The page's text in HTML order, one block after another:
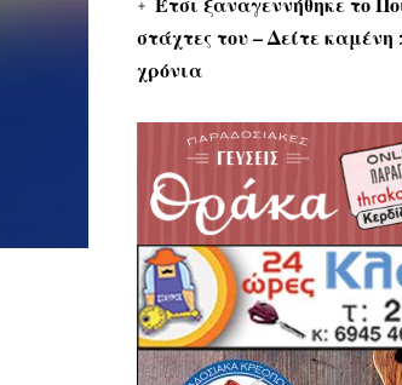
στάχτες του – Δείτε
χρόνια